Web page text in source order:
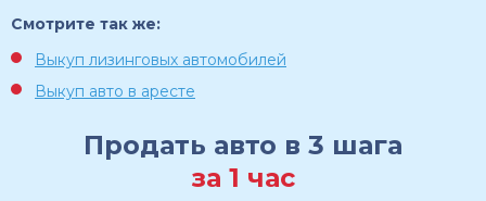
Смотрите так же:
Выкуп лизинговых автомобилей
Выкуп авто в аресте
Продать авто в 3 шага
за 1 час